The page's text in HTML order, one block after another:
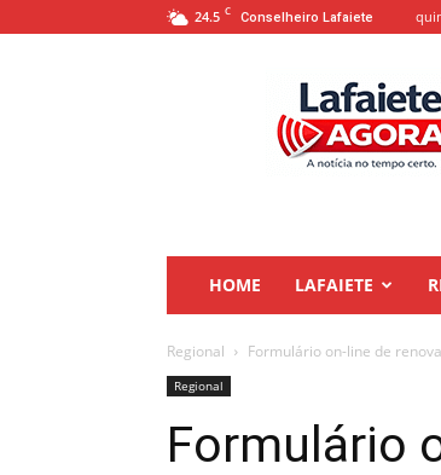
24.5 C Conselheiro Lafaiete
HOME LAFAIETE
Regional Formulário on-line de
Regional
Formulário